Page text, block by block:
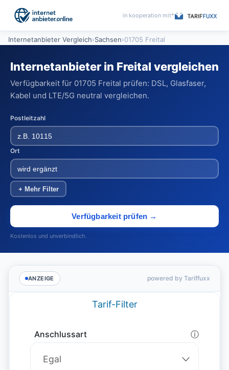
in kooperation mit*
Internetanbieter Vergleich›Sachsen›01705 Freital
Internetanbieter in Freital vergleichen
Verfügbarkeit für 01705 Freital prüfen: DSL, Glasfaser,
Kabel und LTE/5G neutral vergleichen.
Postleitzahl
Ort
+ Mehr Filter
Verfügbarkeit prüfen →
Kostenlos und unverbindlich.
ANZEIGE powered by Tariffuxx